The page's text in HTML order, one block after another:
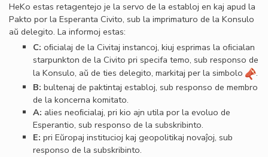
HeKo estas retagentejo je la servo de la establoj en kaj apud la
Pakto por la Esperanta Civito, sub la imprimaturo de la Konsulo
aŭ delegito. La informoj estas:
C: oﬁcialaj de la Civitaj instancoj, kiuj esprimas la oﬁcialan
starpunkton de la Civito pri specifa temo, sub responso de
la Konsulo, aŭ de ties delegito, markitaj per la simbolo
.
B: bultenaj de paktintaj establoj, sub responso de membro
de la koncerna komitato.
A: alies neoﬁcialaj, pri kio ajn utila por la evoluo de
Esperantio, sub responso de la subskribinto.
E: pri Eŭropaj institucioj kaj geopolitikaj novaĵoj, sub
responso de la subskribinto.